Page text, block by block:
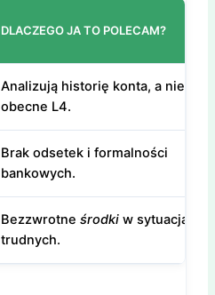
DLACZEGO JA TO POLECAM?
Analizują historię konta, a nie
obecne L4.
Brak odsetek i formalności
bankowych.
Bezzwrotne środkiw sytuacjach
trudnych.